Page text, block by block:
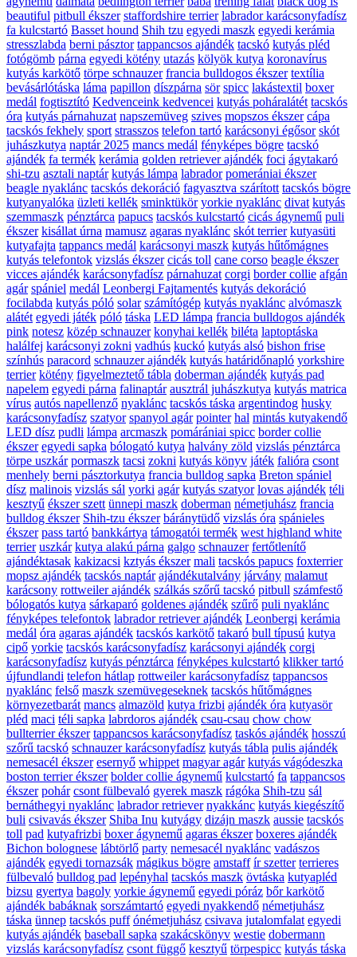
beautiful pitbull ékszer staffordshire terrier labrador karácsonyfadísz
fa kulcstartó Basset hound Shih tzu egyedi maszk egyedi kerámia
stresszlabda berni pásztor tappancsos ajándék tacskó kutyás pléd
fotógömb párna egyedi kötény utazás kölyök kutya koronavírus
kutyás karkötő törpe schnauzer francia bulldogos ékszer textília
bevásárlótáska láma papillon díszpárna sör spicc lakástextil boxer
medál fogtisztító Kedvenceink kedvencei kutyás poháralátét tacskós
óra kutyás párnahuzat napszemüveg szives mopszos ékszer cápa
tacskós fekhely sport strasszos telefon tartó karácsonyi égősor skót
juhászkutya naptár 2025 mancs medál fényképes bögre tacskó
ajándék fa termék kerámia golden retriever ajándék foci ágytakaró
shi-tzu asztali naptár kutyás lámpa labrador pomerániai ékszer
beagle nyaklánc tacskós dekoráció fagyasztva szárított tacskós bögre
kutyanyalóka üzleti kellék sminktükör yorkie nyaklánc divat kutyás
szemmaszk pénztárca papucs tacskós kulcstartó cicás ágynemű puli
ékszer kisállat úrna mamusz agaras nyaklánc skót terrier kutyasüti
kutyafajta tappancs medál karácsonyi maszk kutyás hűtőmágnes
kutyás telefontok vizslás ékszer cicás toll cane corso beagle ékszer
vicces ajándék karácsonyfadísz párnahuzat corgi border collie afgán
agár spániel medál Leonbergi Fajtamentés kutyás dekoráció
focilabda kutyás póló solar számítógép kutyás nyaklánc alvómaszk
alátét egyedi játék póló táska LED lámpa francia bulldogos ajándék
pink notesz közép schnauzer konyhai kellék biléta laptoptáska
halálfej karácsonyi zokni vadhús kuckó kutyás alsó bishon frise
színhús paracord schnauzer ajándék kutyás határidőnapló yorkshire
terrier kötény figyelmeztető tábla doberman ajándék kutyás pad
napelem egyedi párna falinaptár ausztrál juhászkutya kutyás matrica
vírus autós napellenző nyaklánc tacskós táska argentindog husky
karácsonyfadísz szatyor spanyol agár pointer hal mintás kutyakendő
LED dísz pudli lámpa arcmaszk pomárániai spicc border collie
ékszer egyedi sapka bólogató kutya halvány zöld vizslás pénztárca
törpe uszkár pormaszk tacsi zokni kutyás könyv játék falióra csont
menhely berni pásztorkutya francia bulldog sapka Breton spániel
dísz malinois vizslás sál yorki agár kutyás szatyor lovas ajándék téli
kesztyű ékszer szett ünnepi maszk doberman németjuhász francia
bulldog ékszer Shih-tzu ékszer báránytüdő vizslás óra spánieles
ékszer pass tartó bankkártya támogatói termék west highland white
terrier uszkár kutya alakú párna galgo schnauzer fertőtlenítő
ajándéktasak kakizacsi kztyás ékszer mali tacskós papucs foxterrier
mopsz ajándék tacskós naptár ajándékutalvány járvány malamut
karácsony rottweiler ajándék szálkás szőrű tacskó pitbull számfestő
bólogatós kutya sárkaparó goldenes ajándék szűrő puli nyaklánc
fényképes telefontok labrador retriever ajándék Leonbergi kerámia
medál óra agaras ajándék tacskós karkötő takaró bull típusú kutya
cipő yorkie tacskós karácsonyfadísz karácsonyi ajándék corgi
karácsonyfadísz kutyás pénztárca fényképes kulcstartó klikker tartó
újfundlandi telefon hátlap rottweiler karácsonyfadísz tappancsos
nyaklánc felső maszk szemüvegeseknek tacskós hűtőmágnes
környezetbarát mancs almazöld kutya frizbi ajándék óra kutyasör
pléd maci téli sapka labrdoros ajándék csau-csau chow chow
bullterrier ékszer tappancsos karácsonyfadísz taskós ajándék hosszú
szőrű tacskó schnauzer karácsonyfadísz kutyás tábla pulis ajándék
nemesacél ékszer esernyő whippet magyar agár kutyás vágódeszka
boston terrier ékszer bolder collie ágynemű kulcstartó fa tappancsos
ékszer pohár csont fülbevaló gyerek maszk rágóka Shih-tzu sál
bernáthegyi nyaklánc labrador retriever nyakkánc kutyás kiegészítő
buli csivavás ékszer Shiba Inu kutyágy dizájn maszk aussie tacskós
toll pad kutyafrizbi boxer ágynemű agaras ékszer boxeres ajándék
Bichon bolognese lábtörlő party nemesacél nyaklánc vadászos
ajándék egyedi tornazsák mágikus bögre amstaff ír szetter terrieres
fülbevaló bulldog pad lepényhal tacskós maszk övtáska kutyapléd
bizsu gyertya bagoly yorkie ágynemű egyedi póráz bőr karkötő
ajándék babáknak sorszámtartó egyedi nyakkendő németjuhász
táska ünnep tacskós puff ónémetjuhász csivava jutalomfalat egyedi
kutyás ajándék baseball sapka szakácskönyv westie dobermann
vizslás karácsonyfadísz csont függő kesztyű törpespicc kutyás táska